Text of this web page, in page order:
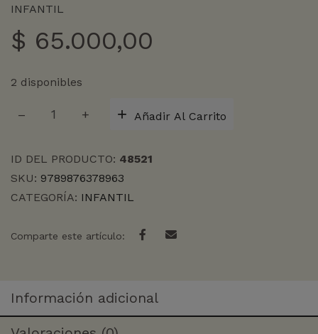
INFANTIL
$ 65.000,00
2 disponibles
COLORES
cantidad
Añadir Al Carrito
ID DEL PRODUCTO: 48521
SKU: 9789876378963
CATEGORÍA: INFANTIL
Comparte este artículo:
Información adicional